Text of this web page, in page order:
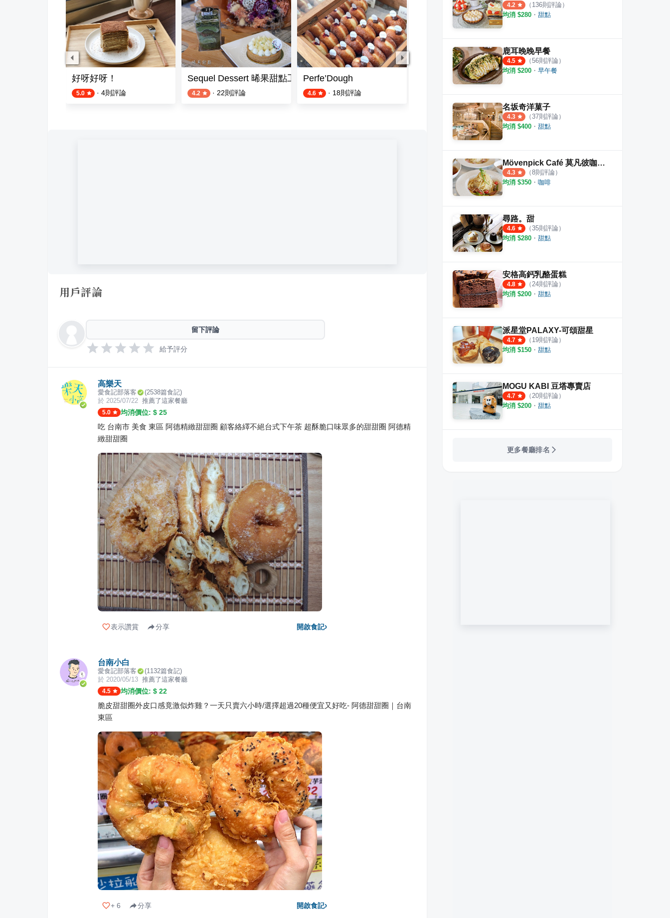
好呀好呀！
5.0 · 4則評論
Sequel Dessert 晞果甜點工作室
4.2 · 22則評論
Perfe’Dough
4.6 · 18則評論
maki doughnut
用戶評論
留下評論
給予評分
高樂天
愛食記部落客 (2538篇食記)
於 2025/07/22 推薦了這家餐廳
5.0 均消價位: $ 25
吃 台南市 美食 東區 阿德精緻甜甜圈 顧客絡繹不絕台式下午茶 超酥脆口味眾多的甜甜圈 阿德精
緻甜甜圈
表示讚賞 分享 開啟食記›
台南小白
愛食記部落客 (1132篇食記)
於 2020/05/13 推薦了這家餐廳
4.5 均消價位: $ 22
脆皮甜甜圈外皮口感竟激似炸雞？一天只賣六小時/選擇超過20種便宜又好吃- 阿德甜甜圈｜台南
東區
+ 6 分享 開啟食記›
4.2 （ 136則評論）
均消 $280 ・ 甜點
鹿耳晚晚早餐
4.5 （56則評論）
均消 $200 ・ 早午餐
名坂奇洋菓子
4.3 （37則評論）
均消 $400 ・ 甜點
Mövenpick Café 莫凡彼咖啡館
4.3 （8則評論）
均消 $350 ・ 咖啡
尋路。甜
4.6 （35則評論）
均消 $280 ・ 甜點
安格高鈣乳酪蛋糕
4.8 （ 24則評論）
均消 $200 ・ 甜點
派星堂PALAXY-可頌甜星
4.7 （ 19則評論）
均消 $150 ・ 甜點
MOGU KABI 豆塔專賣店
4.7 （ 20則評論）
均消 $200 ・ 甜點
更多餐廳排名